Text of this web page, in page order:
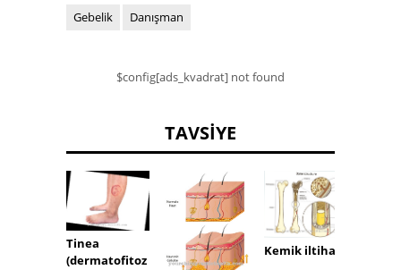
Gebelik
Danışman
$config[ads_kvadrat] not found
TAVSIYE
Tinea
(dermatofitoz
Kemik iltihabı